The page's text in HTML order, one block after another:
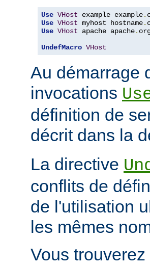
Use VHost example example.
Use VHost myhost hostname.
Use VHost apache apache.
UndefMacro VHost
Au démarrage
invocations
définition de
décrit dans la
La directive
conflits de
de l'utilisation
les mêmes
Vous